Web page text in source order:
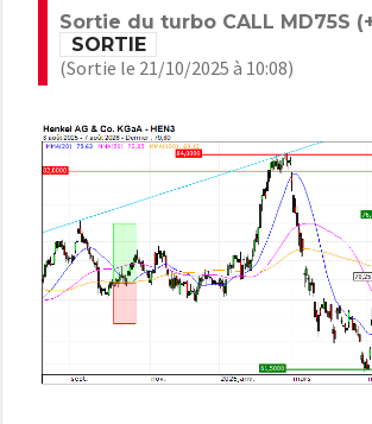
Sortie du turbo CALL MD75S
SORTIE
(Sortie le 21/10/2025 à 10:08)